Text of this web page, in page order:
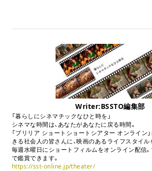
Writer:BSSTO編集部
「暮らしにシネマチックなひと時を」
シネマな時間は、あなたがあなたに戻る時間。
「ブリリア ショートショートシアター オンライン
きる社会人の皆さんに、映画のあるライフスタイル
毎週水曜日にショートフィルムをオンライン配信
で鑑賞できます。
https://sst-online.jp/theater/